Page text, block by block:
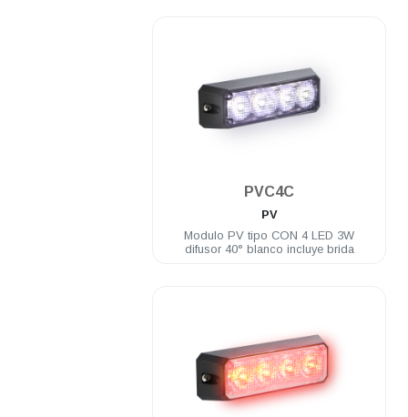
PVC4C
PV
Modulo PV tipo CON 4 LED 3W
difusor 40° blanco incluye brida